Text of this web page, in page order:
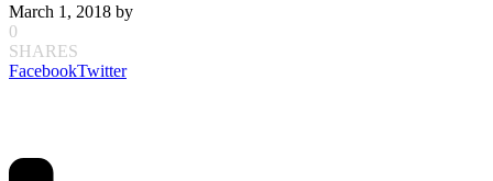
March 1, 2018 by
0
SHARES
FacebookTwitter